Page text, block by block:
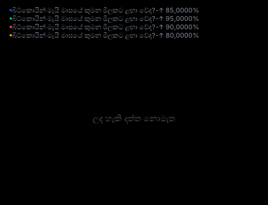
බිට්කොයින් මැයි මාසයේ කුමන මිලකට ළඟා වේද?-↑ 85,0000%
බිට්කොයින් මැයි මාසයේ කුමන මිලකට ළඟා වේද?-↑ 95,0000%
බිට්කොයින් මැයි මාසයේ කුමන මිලකට ළඟා වේද?-↑ 90,0000%
බිට්කොයින් මැයි මාසයේ කුමන මිලකට ළඟා වේද?-↑ 80,0000%
ලද හැකි දත්ත නොමැත